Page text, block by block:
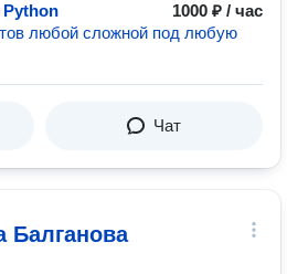
1000 ₽ / час
любой сложной под любую
Чат